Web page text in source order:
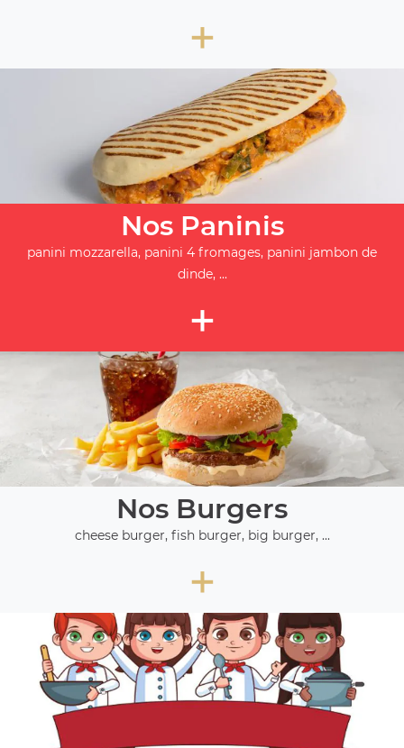
+
Nos Paninis
panini mozzarella, panini 4 fromages, panini jambon de
dinde, ...
+
Nos Burgers
cheese burger, fish burger, big burger, ...
+